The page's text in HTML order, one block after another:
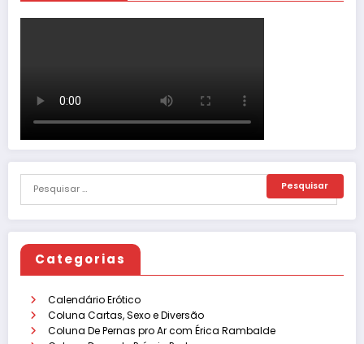
Categorias
Calendário Erótico
Coluna Cartas, Sexo e Diversão
Coluna De Pernas pro Ar com Érica Rambalde